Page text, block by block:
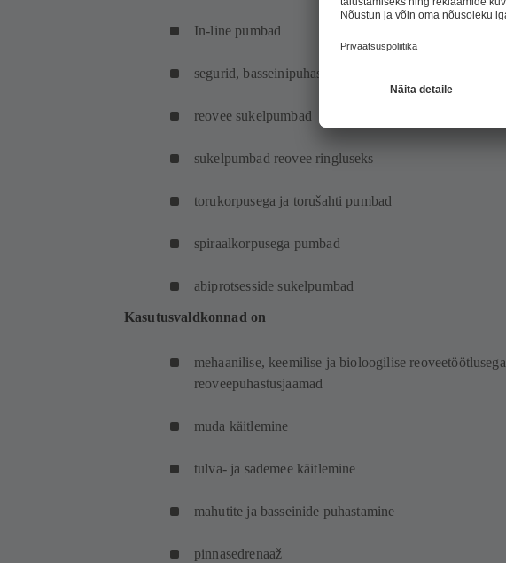
In-line pumbad
segurid, basseinipuhastussüsteemid
reovee sukelpumbad
sukelpumbad reovee ringluseks
torukorpusega ja torušahti pumbad
spiraalkorpusega pumbad
abiprotsesside sukelpumbad
Kasutusvaldkonnad on
mehaanilise, keemilise ja bioloogilise reoveetöötlusega
reoveepuhastusjaamad
muda käitlemine
tulva- ja sademee käitlemine
mahutite ja basseinide puhastamine
pinnasedrenaaž